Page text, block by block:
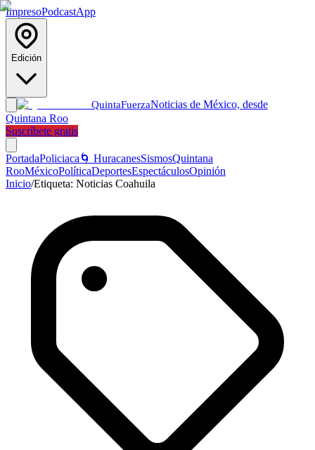
ImpresoPodcastApp
Edición
QuintaFuerzaNoticias de México, desde
Quintana Roo
Suscríbete gratis
PortadaPoliciaca 🌀 HuracanesSismosQuintana
RooMéxicoPolíticaDeportesEspectáculosOpinión
Inicio/Etiqueta: Noticias Coahuila